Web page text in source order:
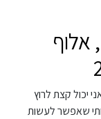
אלוף
יכול קצת לרוץ
שאפשר לעשות